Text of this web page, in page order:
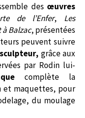
des œuvres
de l’Enfer, Les
Balzac, présentées
peuvent suivre
grâce aux
par Rodin lui-
complète la
et maquettes, pour
du moulage